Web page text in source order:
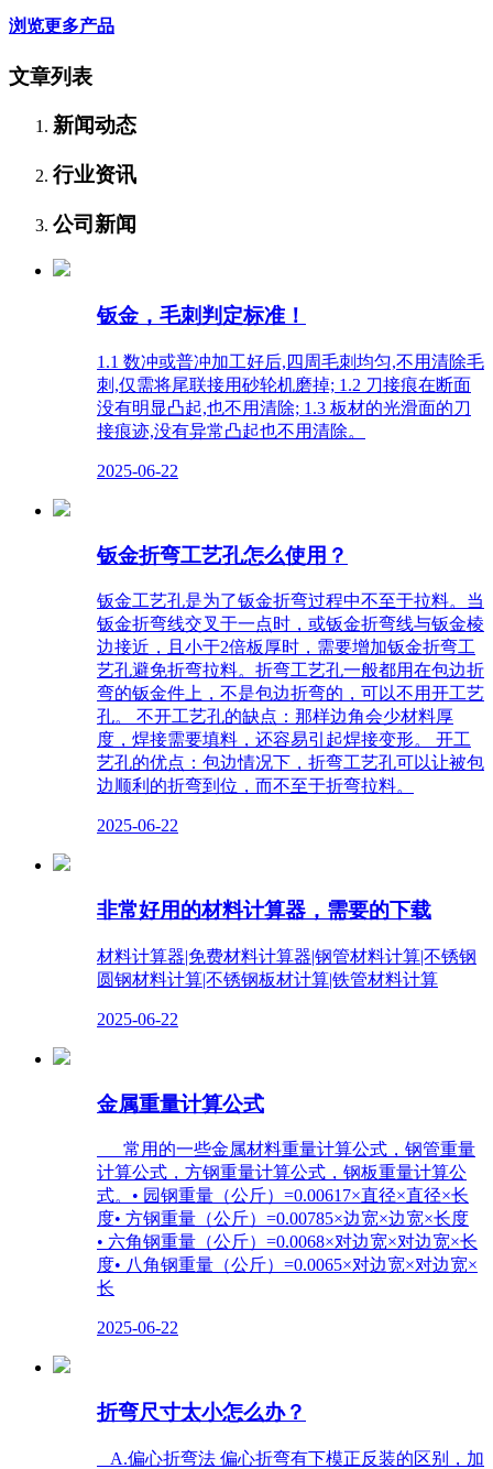
浏览更多产品
文章列表
新闻动态
行业资讯
公司新闻
钣金，毛刺判定标准！
1.1 数冲或普冲加工好后,四周毛刺均匀,不用清除毛
刺,仅需将尾联接用砂轮机磨掉; 1.2 刀接痕在断面
没有明显凸起,也不用清除; 1.3 板材的光滑面的刀
接痕迹,没有异常凸起也不用清除。
2025-06-22
钣金折弯工艺孔怎么使用？
钣金工艺孔是为了钣金折弯过程中不至于拉料。当
钣金折弯线交叉于一点时，或钣金折弯线与钣金棱
边接近，且小于2倍板厚时，需要增加钣金折弯工
艺孔避免折弯拉料。折弯工艺孔一般都用在包边折
弯的钣金件上，不是包边折弯的，可以不用开工艺
孔。 不开工艺孔的缺点：那样边角会少材料厚
度，焊接需要填料，还容易引起焊接变形。 开工
艺孔的优点：包边情况下，折弯工艺孔可以让被包
边顺利的折弯到位，而不至于折弯拉料。
2025-06-22
非常好用的材料计算器，需要的下载
材料计算器|免费材料计算器|钢管材料计算|不锈钢
圆钢材料计算|不锈钢板材计算|铁管材料计算
2025-06-22
金属重量计算公式
常用的一些金属材料重量计算公式，钢管重量
计算公式，方钢重量计算公式，钢板重量计算公
式。• 园钢重量（公斤）=0.00617×直径×直径×长
度• 方钢重量（公斤）=0.00785×边宽×边宽×长度
• 六角钢重量（公斤）=0.0068×对边宽×对边宽×长
度• 八角钢重量（公斤）=0.0065×对边宽×对边宽×
长
2025-06-22
折弯尺寸太小怎么办？
A.偏心折弯法 偏心折弯有下模正反装的区别，加